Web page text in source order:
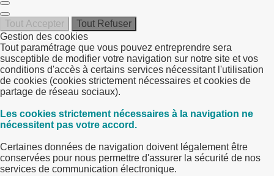
Tout Accepter
Tout Refuser
Gestion des cookies
Tout paramétrage que vous pouvez entreprendre sera
susceptible de modifier votre navigation sur notre site et vos
conditions d'accès à certains services nécessitant l'utilisation
de cookies (cookies strictement nécessaires et cookies de
partage de réseau sociaux).
Les cookies strictement nécessaires à la navigation ne
nécessitent pas votre accord.
Certaines données de navigation doivent légalement être
conservées pour nous permettre d'assurer la sécurité de nos
services de communication électronique.